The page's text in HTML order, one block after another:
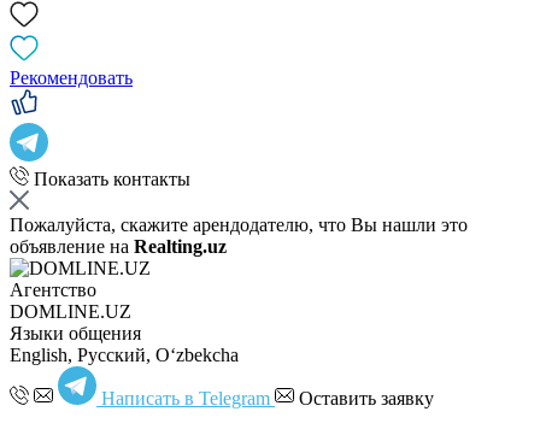
Рекомендовать
Показать контакты
Пожалуйста, скажите арендодателю, что Вы нашли это
объявление на Realting.uz
Агентство
DOMLINE.UZ
Языки общения
English, Русский, Oʻzbekcha
Написать в Telegram Оставить заявку